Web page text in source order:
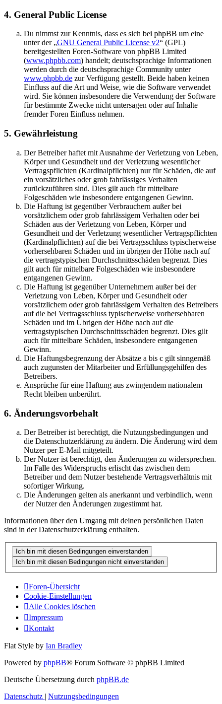
4. General Public License
Du nimmst zur Kenntnis, dass es sich bei phpBB um eine
unter der „GNU General Public License v2“ (GPL)
bereitgestellten Foren-Software von phpBB Limited
(www.phpbb.com) handelt; deutschsprachige Informationen
werden durch die deutschsprachige Community unter
www.phpbb.de zur Verfügung gestellt. Beide haben keinen
Einfluss auf die Art und Weise, wie die Software verwendet
wird. Sie können insbesondere die Verwendung der Software
für bestimmte Zwecke nicht untersagen oder auf Inhalte
fremder Foren Einfluss nehmen.
5. Gewährleistung
Der Betreiber haftet mit Ausnahme der Verletzung von Leben,
Körper und Gesundheit und der Verletzung wesentlicher
Vertragspflichten (Kardinalpflichten) nur für Schäden, die auf
ein vorsätzliches oder grob fahrlässiges Verhalten
zurückzuführen sind. Dies gilt auch für mittelbare
Folgeschäden wie insbesondere entgangenen Gewinn.
Die Haftung ist gegenüber Verbrauchern außer bei
vorsätzlichem oder grob fahrlässigem Verhalten oder bei
Schäden aus der Verletzung von Leben, Körper und
Gesundheit und der Verletzung wesentlicher Vertragspflichten
(Kardinalpflichten) auf die bei Vertragsschluss typischerweise
vorhersehbaren Schäden und im übrigen der Höhe nach auf
die vertragstypischen Durchschnittsschäden begrenzt. Dies
gilt auch für mittelbare Folgeschäden wie insbesondere
entgangenen Gewinn.
Die Haftung ist gegenüber Unternehmern außer bei der
Verletzung von Leben, Körper und Gesundheit oder
vorsätzlichem oder grob fahrlässigem Verhalten des Betreibers
auf die bei Vertragsschluss typischerweise vorhersehbaren
Schäden und im Übrigen der Höhe nach auf die
vertragstypischen Durchschnittsschäden begrenzt. Dies gilt
auch für mittelbare Schäden, insbesondere entgangenen
Gewinn.
Die Haftungsbegrenzung der Absätze a bis c gilt sinngemäß
auch zugunsten der Mitarbeiter und Erfüllungsgehilfen des
Betreibers.
Ansprüche für eine Haftung aus zwingendem nationalem
Recht bleiben unberührt.
6. Änderungsvorbehalt
Der Betreiber ist berechtigt, die Nutzungsbedingungen und
die Datenschutzerklärung zu ändern. Die Änderung wird dem
Nutzer per E-Mail mitgeteilt.
Der Nutzer ist berechtigt, den Änderungen zu widersprechen.
Im Falle des Widerspruchs erlischt das zwischen dem
Betreiber und dem Nutzer bestehende Vertragsverhältnis mit
sofortiger Wirkung.
Die Änderungen gelten als anerkannt und verbindlich, wenn
der Nutzer den Änderungen zugestimmt hat.
Informationen über den Umgang mit deinen persönlichen Daten
sind in der Datenschutzerklärung enthalten.
Foren-Übersicht
Cookie-Einstellungen
Alle Cookies löschen
Impressum
Kontakt
Flat Style by Ian Bradley
Powered by phpBB® Forum Software © phpBB Limited
Deutsche Übersetzung durch phpBB.de
Datenschutz | Nutzungsbedingungen